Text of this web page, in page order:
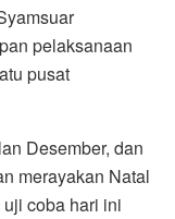
pelaksanaan
pusat
Desember, dan
merayakan Natal
coba hari ini